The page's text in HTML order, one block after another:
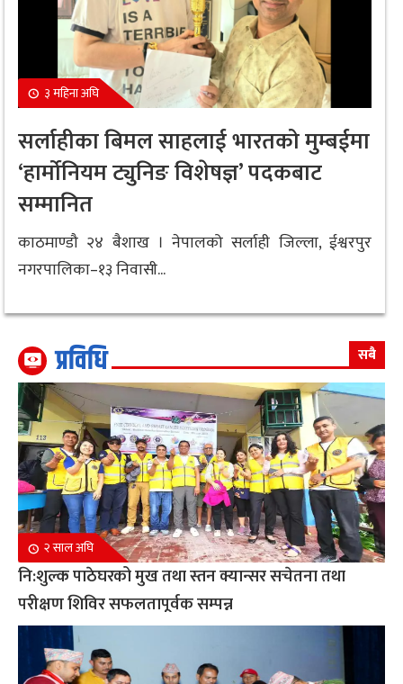
३ महिना अघि
सर्लाहीका बिमल साहलाई भारतको मुम्बईमा
‘हार्मोनियम ट्युनिङ विशेषज्ञ’ पदकबाट
सम्मानित
काठमाण्डौ २४ बैशाख । नेपालको सर्लाही जिल्ला, ईश्वरपुर
नगरपालिका–१३ निवासी...
प्रविधि सबै
२ साल अघि
नि:शुल्क पाठेघरको मुख तथा स्तन क्यान्सर सचेतना तथा
परीक्षण शिविर सफलतापूर्वक सम्पन्न